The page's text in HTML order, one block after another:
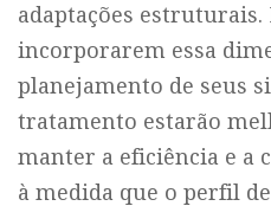
adaptações
incorporarem essa
planejamento de seus
tratamento estarão
manter a eficiência e a
à medida que o perfil